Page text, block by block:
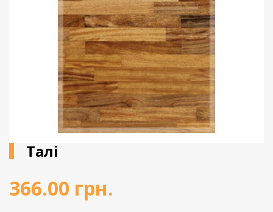
Талі
366.00 грн.
Вінілове покриття
Пробкова підлога
Підвіконня